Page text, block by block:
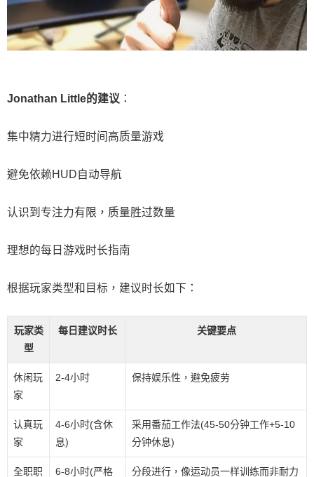
Jonathan Little的建议 ：
集中精力进行短时间高质量游戏
避免依赖HUD自动导航
认识到专注力有限，质量胜过数量
理想的每日游戏时长指南
根据玩家类型和目标，建议时长如下：
玩家类
型
每日建议时长 关键要点
休闲玩
家
2-4小时 保持娱乐性，避免疲劳
认真玩
家
4-6小时(含休
息)
采用番茄工作法(45-50分钟工作+5-10
分钟休息)
全职职
6-8小时(严格
分段进行，像运动员一样训练而非耐力